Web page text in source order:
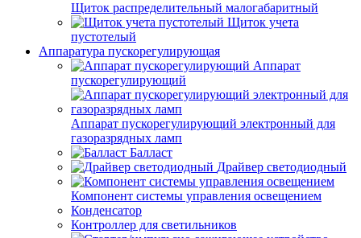
Щиток распределительный малогабаритный
Щиток учета
пустотелый
Аппаратура пускорегулирующая
Аппарат
пускорегулирующий
Аппарат пускорегулирующий электронный для
газоразрядных ламп
Балласт
Драйвер светодиодный
Компонент системы управления освещением
Конденсатор
Контроллер для светильников